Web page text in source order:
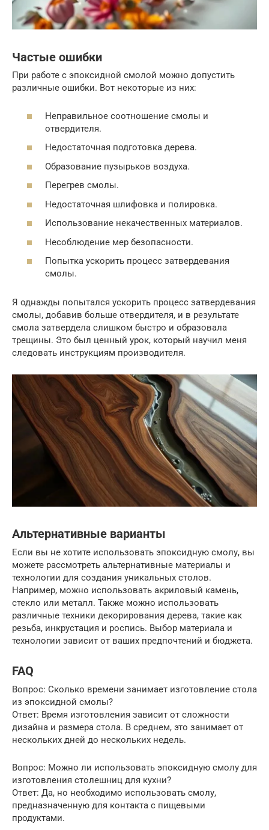
Частые ошибки
При работе с эпоксидной смолой можно допустить
различные ошибки. Вот некоторые из них:
Неправильное соотношение смолы и
отвердителя.
Недостаточная подготовка дерева.
Образование пузырьков воздуха.
Перегрев смолы.
Недостаточная шлифовка и полировка.
Использование некачественных материалов.
Несоблюдение мер безопасности.
Попытка ускорить процесс затвердевания
смолы.
Я однажды попытался ускорить процесс затвердевания
смолы, добавив больше отвердителя, и в результате
смола затвердела слишком быстро и образовала
трещины. Это был ценный урок, который научил меня
следовать инструкциям производителя.
Альтернативные варианты
Если вы не хотите использовать эпоксидную смолу, вы
можете рассмотреть альтернативные материалы и
технологии для создания уникальных столов.
Например, можно использовать акриловый камень,
стекло или металл. Также можно использовать
различные техники декорирования дерева, такие как
резьба, инкрустация и роспись. Выбор материала и
технологии зависит от ваших предпочтений и бюджета.
FAQ
Вопрос: Сколько времени занимает изготовление стола
из эпоксидной смолы?
Ответ: Время изготовления зависит от сложности
дизайна и размера стола. В среднем, это занимает от
нескольких дней до нескольких недель.
Вопрос: Можно ли использовать эпоксидную смолу для
изготовления столешниц для кухни?
Ответ: Да, но необходимо использовать смолу,
предназначенную для контакта с пищевыми
продуктами.